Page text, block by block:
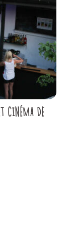
CINÉMA DE